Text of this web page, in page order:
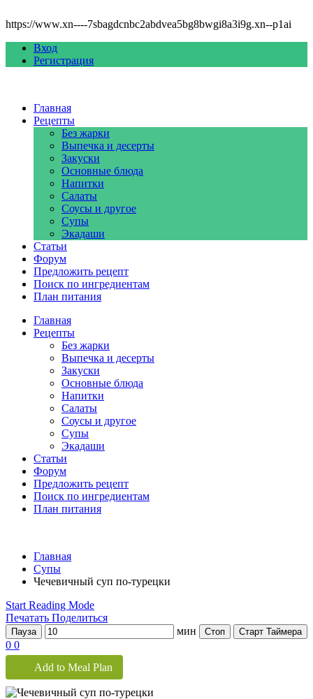
https://www.xn----7sbagdcnbc2abdvea5bg8bwgi8a3i9g.xn--p1ai
Вход
Регистрация
Главная
Рецепты
Без жарки
Выпечка и десерты
Закуски
Основные блюда
Напитки
Салаты
Соусы и другое
Супы
Экадаши
Статьи
Форум
Предложить рецепт
Поиск по ингредиентам
План питания
Главная
Рецепты
Без жарки
Выпечка и десерты
Закуски
Основные блюда
Напитки
Салаты
Соусы и другое
Супы
Экадаши
Статьи
Форум
Предложить рецепт
Поиск по ингредиентам
План питания
Главная
Супы
Чечевичный суп по-турецки
Start Reading Mode
Печатать Поделиться
Пауза мин Стоп Старт Таймера
0 0
Add to Meal Plan